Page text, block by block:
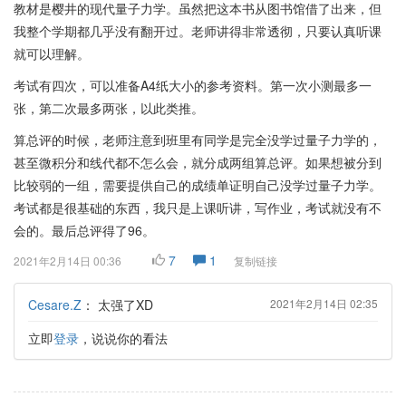
教材是樱井的现代量子力学。虽然把这本书从图书馆借了出来，但
我整个学期都几乎没有翻开过。老师讲得非常透彻，只要认真听课
就可以理解。
考试有四次，可以准备A4纸大小的参考资料。第一次小测最多一
张，第二次最多两张，以此类推。
算总评的时候，老师注意到班里有同学是完全没学过量子力学的，
甚至微积分和线代都不怎么会，就分成两组算总评。如果想被分到
比较弱的一组，需要提供自己的成绩单证明自己没学过量子力学。
考试都是很基础的东西，我只是上课听讲，写作业，考试就没有不
会的。最后总评得了96。
2021年2月14日 00:36 7 1 复制链接
Cesare.Z ： 太强了XD 2021年2月14日 02:35
立即登录 ，说说你的看法